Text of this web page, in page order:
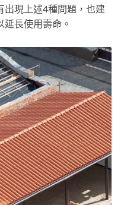
出現上述4種問題，也建
長使用壽命。